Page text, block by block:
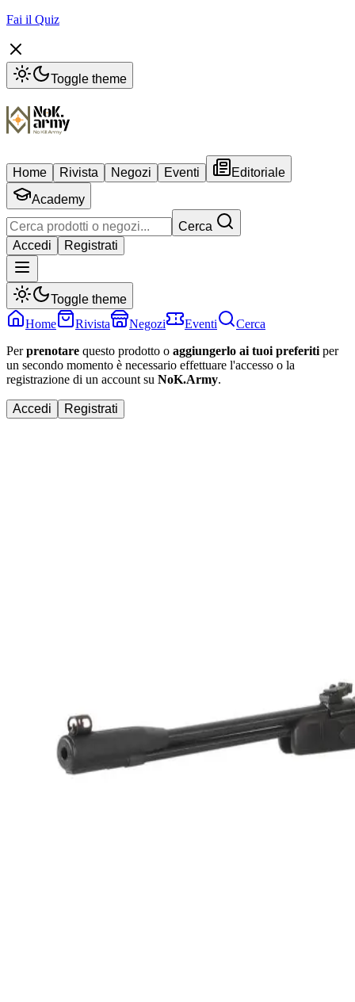
Fai il Quiz
Toggle theme
Home Rivista Negozi Eventi
Editoriale
Academy
Cerca
Accedi
Registrati
Toggle theme
Home
Rivista Negozi Eventi
Cerca
Perprenotare questo prodotto o aggiungerlo ai tuoi preferiti per
un secondo momento è necessario effettuare l'accesso o la
registrazione di un account su NoK.Army.
Accedi Registrati